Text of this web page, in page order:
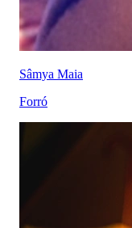
Sâmya Maia
Forró